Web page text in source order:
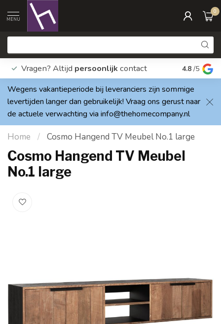
MENU
0
Vragen? Altijd persoonlijk contact Elke dag
4.8 /5
Wegens vakantieperiode bij leveranciers zijn sommige
levertijden langer dan gebruikelijk! Vraag ons gerust naar
de actuele verwachting via info@thehomecompany.nl
Home / Cosmo Hangend TV Meubel No.1 large
Cosmo Hangend TV Meubel
No.1 large